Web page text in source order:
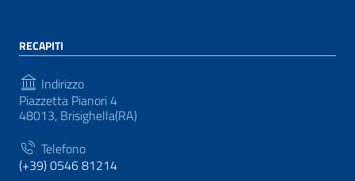
RECAPITI
Indirizzo
Piazzetta Pianori 4
48013, Brisighella(RA)
Telefono
(+39) 0546 81214